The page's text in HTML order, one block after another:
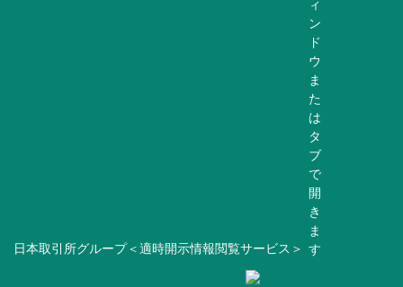
日本取引所グループ＜適時開示情報閲覧サービス＞